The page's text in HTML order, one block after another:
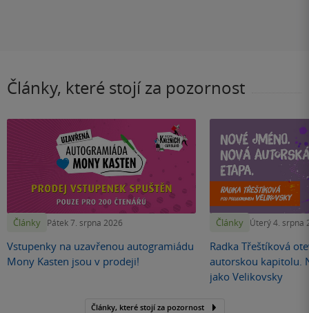
Články, které stojí za pozornost
Články Pátek 7. srpna 2026
Vstupenky na uzavřenou autogramiádu
Mony Kasten jsou v prodeji!
Články Úterý 4. srpna
Radka Třeštíková
autorskou kapitolu.
jako Velikovsky
Články, které stojí za pozornost